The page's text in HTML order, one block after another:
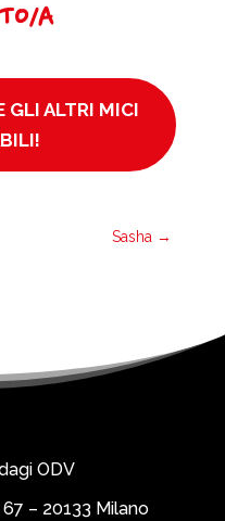
A
GLI ALTRI MICI
Sasha →
ODV
– 20133 Milano